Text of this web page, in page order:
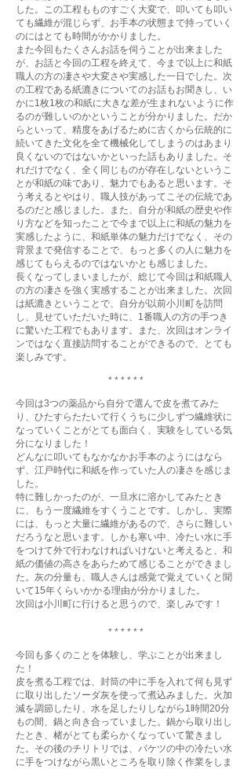
した。この工程もものすごく大変で、叩いても叩い
ても繊維が混じらず、お手本の状態まで持っていく
のにはとても時間がかかりました。
また今回もたくさんお話を伺うことが出来ました
が、お話と今回の工程を終えて、今まで以上に和紙
職人の方の凄さや大変さや実感した一日でした。次
の工程である紙漉きについてのお話もお聞きし、い
かに1枚1枚の和紙に大きな差が生まれないように作
るのが難しいのかということが分かりました。だか
らといって、精度をあげるために古くから伝統的に
続いてきた文化を全て機械化してしまうのはあまり
良くないのではないかといった話もありました。そ
れだけでなく、全く同じものが存在しないというこ
とが和紙の味であり、魅力でもあると思います。そ
う考えるとやはり、職人技があってこその伝統であ
るのだと感じました。また、自分が和紙の歴史や作
り方などを知ったことで今まで以上に和紙の魅力を
実感したように、和紙単体の魅力だけでなく、その
背景まで発信することで、もっと多くの人に魅力を
感じてもらえるのではないかとも感じました。
長くなってしまいましたが、総じて今回は和紙職人
の方の凄さを強く実感することが出来ました。次回
は紙漉きということで、自分が以前小川町を訪問
し、見せていただいた時に、1番職人の方の手つき
に驚いた工程でもあります。また、次回はオンライ
ンではなく直接訪問することができるので、とても
楽しみです。
* * * * * *
今回は3つの薬品から自分で選んで皮を煮てみた
り、ひたすらたたいて行くうちに少しずつ繊維状に
なっていくことがとても面白く、実験をしている気
分になりました！
どんなに叩いてもなかなかお手本のようにはなら
ず、江戸時代に和紙を作っていた人の凄さを感じま
した。
特に難しかったのが、一旦水に溶かしてみたとき
に、もう一度繊維をすくうことです。しかし、実際
には、もっと大量に繊維があるので、さらに難しい
だろうなと思います。しかも寒い中、冷たい水に手
をつけて外で行わなければいけないと考えると、和
紙の価値の高さをあらためて感じることができまし
た。灰の分量も、職人さんは感覚で覚えていくと聞
いて15年くらいかかる理由が分かりました。
次回は小川町に行けると思うので、楽しみです！
* * * * * *
今回も多くのことを体験し、学ぶことが出来まし
た！
皮を煮る工程では、封筒の中に手を入れて何も見ず
に取り出したソーダ灰を使って煮込みました。火加
減を調節したり、水を足したりしながら1時間20分
もの間、鍋と向き合っていました。鍋から取り出し
たとき、楮がとても柔らかくなっていて驚きまし
た。その後のチリトリでは、バケツの中の冷たい水
に手をつけながら黒いところを取り除く作業をしま